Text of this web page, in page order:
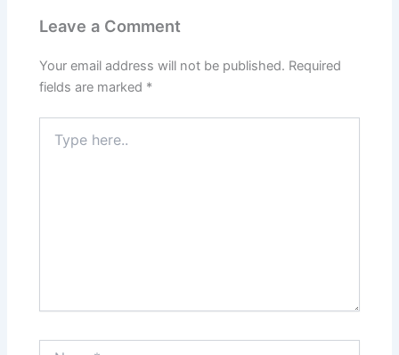
Leave a Comment
Your email address will not be published. Required
fields are marked *
here..